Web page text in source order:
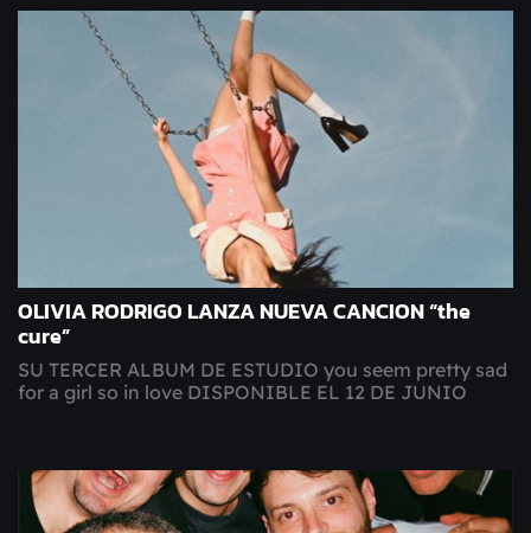
OLIVIA RODRIGO LANZA NUEVA CANCION “the
cure”
SU TERCER ALBUM DE ESTUDIO you seem pretty sad
for a girl so in love DISPONIBLE EL 12 DE JUNIO